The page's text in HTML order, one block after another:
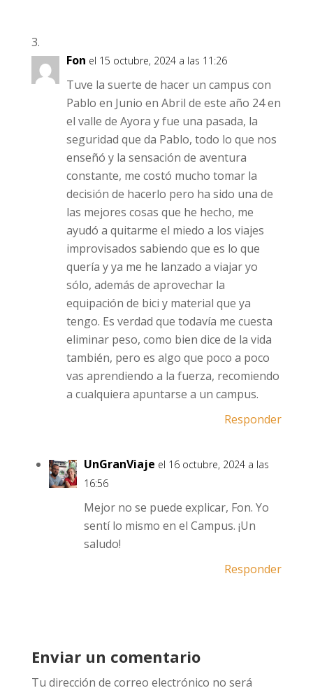
Fon el 15 octubre, 2024 a las 11:26
Tuve la suerte de hacer un campus con
Pablo en Junio en Abril de este año 24 en
el valle de Ayora y fue una pasada, la
seguridad que da Pablo, todo lo que nos
enseñó y la sensación de aventura
constante, me costó mucho tomar la
decisión de hacerlo pero ha sido una de
las mejores cosas que he hecho, me
ayudó a quitarme el miedo a los viajes
improvisados sabiendo que es lo que
quería y ya me he lanzado a viajar yo
sólo, además de aprovechar la
equipación de bici y material que ya
tengo. Es verdad que todavía me cuesta
eliminar peso, como bien dice de la vida
también, pero es algo que poco a poco
vas aprendiendo a la fuerza, recomiendo
a cualquiera apuntarse a un campus.
Responder
UnGranViaje el 16 octubre, 2024 a las
16:56
Mejor no se puede explicar, Fon. Yo
sentí lo mismo en el Campus. ¡Un
saludo!
Responder
Enviar un comentario
Tu dirección de correo electrónico no será